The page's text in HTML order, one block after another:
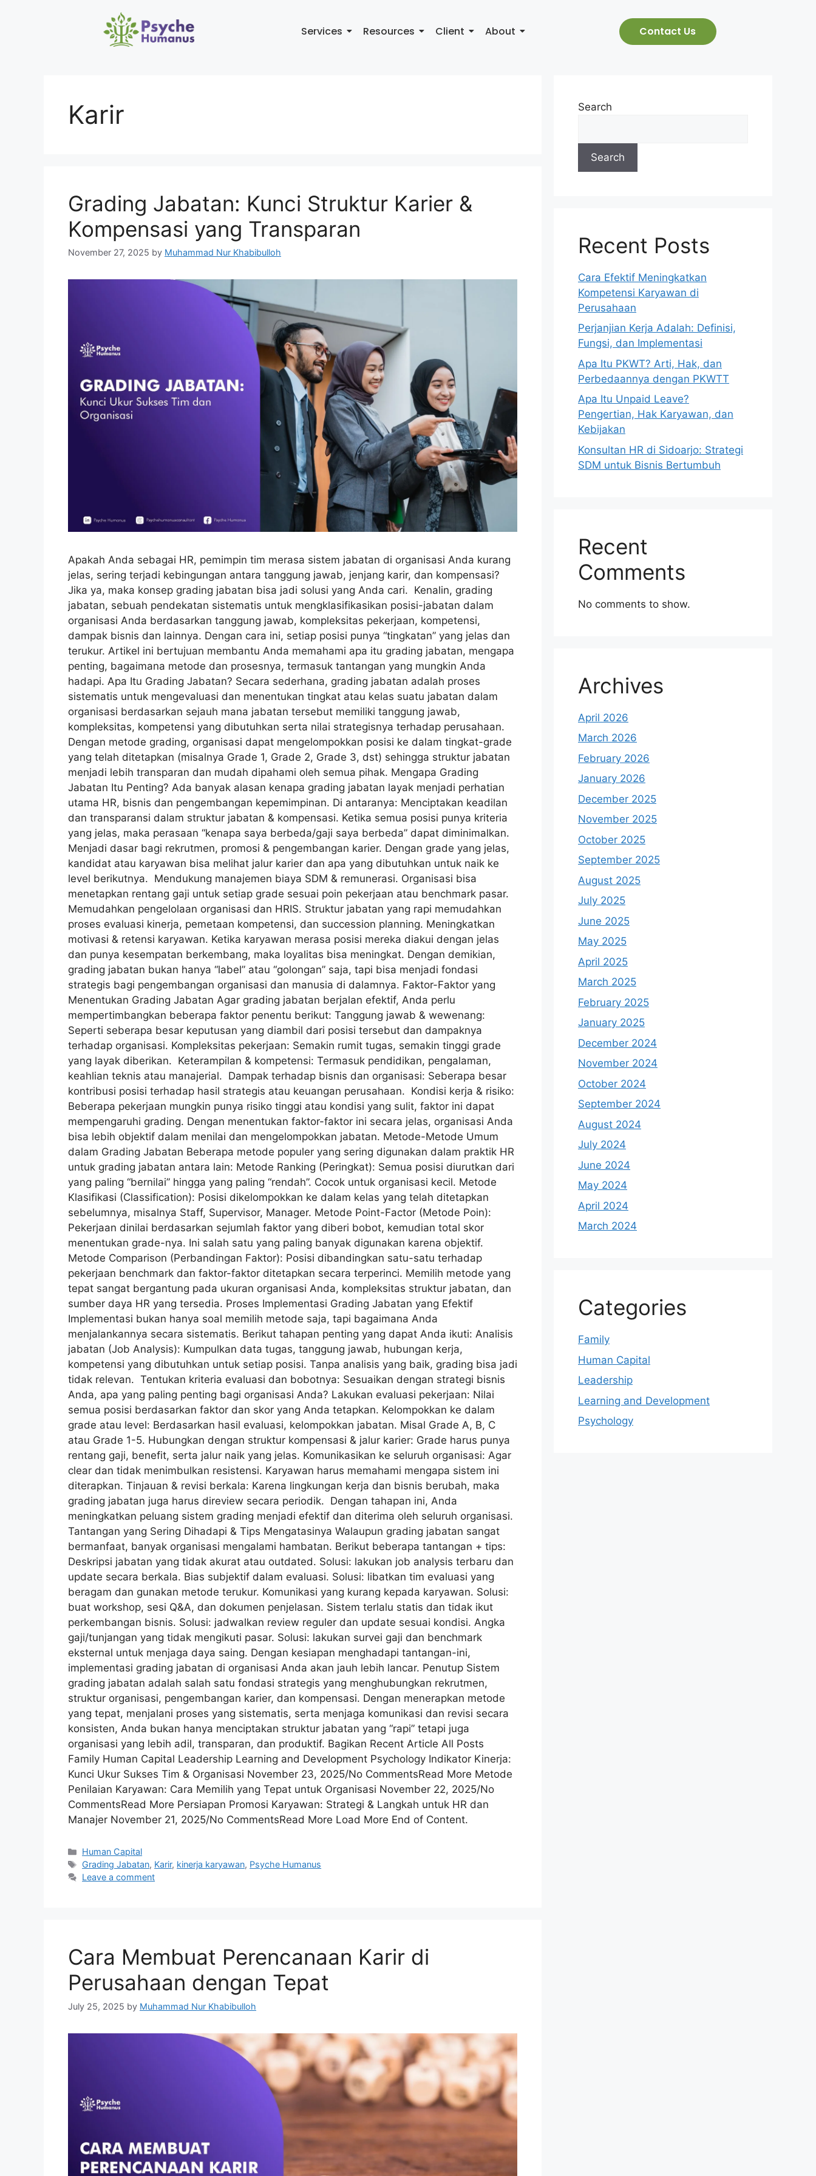
Services Resources Client About Contact Us
Karir
Grading Jabatan: Kunci Struktur Karier &
Kompensasi yang Transparan
November 27, 2025 by Muhammad Nur Khabibulloh
Apakah Anda sebagai HR, pemimpin tim merasa sistem jabatan di organisasi Anda kurang
jelas, sering terjadi kebingungan antara tanggung jawab, jenjang karir, dan kompensasi?
Jika ya, maka konsep grading jabatan bisa jadi solusi yang Anda cari. Kenalin, grading
jabatan, sebuah pendekatan sistematis untuk mengklasifikasikan posisi-jabatan dalam
organisasi Anda berdasarkan tanggung jawab, kompleksitas pekerjaan, kompetensi,
dampak bisnis dan lainnya. Dengan cara ini, setiap posisi punya “tingkatan” yang jelas dan
terukur. Artikel ini bertujuan membantu Anda memahami apa itu grading jabatan, mengapa
penting, bagaimana metode dan prosesnya, termasuk tantangan yang mungkin Anda
hadapi. Apa Itu Grading Jabatan? Secara sederhana, grading jabatan adalah proses
sistematis untuk mengevaluasi dan menentukan tingkat atau kelas suatu jabatan dalam
organisasi berdasarkan sejauh mana jabatan tersebut memiliki tanggung jawab,
kompleksitas, kompetensi yang dibutuhkan serta nilai strategisnya terhadap perusahaan.
Dengan metode grading, organisasi dapat mengelompokkan posisi ke dalam tingkat-grade
yang telah ditetapkan (misalnya Grade 1, Grade 2, Grade 3, dst) sehingga struktur jabatan
menjadi lebih transparan dan mudah dipahami oleh semua pihak. Mengapa Grading
Jabatan Itu Penting? Ada banyak alasan kenapa grading jabatan layak menjadi perhatian
utama HR, bisnis dan pengembangan kepemimpinan. Di antaranya: Menciptakan keadilan
dan transparansi dalam struktur jabatan & kompensasi. Ketika semua posisi punya kriteria
yang jelas, maka perasaan “kenapa saya berbeda/gaji saya berbeda” dapat diminimalkan.
Menjadi dasar bagi rekrutmen, promosi & pengembangan karier. Dengan grade yang jelas,
kandidat atau karyawan bisa melihat jalur karier dan apa yang dibutuhkan untuk naik ke
level berikutnya. Mendukung manajemen biaya SDM & remunerasi. Organisasi bisa
menetapkan rentang gaji untuk setiap grade sesuai poin pekerjaan atau benchmark pasar.
Memudahkan pengelolaan organisasi dan HRIS. Struktur jabatan yang rapi memudahkan
proses evaluasi kinerja, pemetaan kompetensi, dan succession planning. Meningkatkan
motivasi & retensi karyawan. Ketika karyawan merasa posisi mereka diakui dengan jelas
dan punya kesempatan berkembang, maka loyalitas bisa meningkat. Dengan demikian,
grading jabatan bukan hanya “label” atau “golongan” saja, tapi bisa menjadi fondasi
strategis bagi pengembangan organisasi dan manusia di dalamnya. Faktor-Faktor yang
Menentukan Grading Jabatan Agar grading jabatan berjalan efektif, Anda perlu
mempertimbangkan beberapa faktor penentu berikut: Tanggung jawab & wewenang:
Seperti seberapa besar keputusan yang diambil dari posisi tersebut dan dampaknya
terhadap organisasi. Kompleksitas pekerjaan: Semakin rumit tugas, semakin tinggi grade
yang layak diberikan. Keterampilan & kompetensi: Termasuk pendidikan, pengalaman,
keahlian teknis atau manajerial. Dampak terhadap bisnis dan organisasi: Seberapa besar
kontribusi posisi terhadap hasil strategis atau keuangan perusahaan. Kondisi kerja & risiko:
Beberapa pekerjaan mungkin punya risiko tinggi atau kondisi yang sulit, faktor ini dapat
mempengaruhi grading. Dengan menentukan faktor-faktor ini secara jelas, organisasi Anda
bisa lebih objektif dalam menilai dan mengelompokkan jabatan. Metode-Metode Umum
dalam Grading Jabatan Beberapa metode populer yang sering digunakan dalam praktik HR
untuk grading jabatan antara lain: Metode Ranking (Peringkat): Semua posisi diurutkan dari
yang paling “bernilai” hingga yang paling “rendah”. Cocok untuk organisasi kecil. Metode
Klasifikasi (Classification): Posisi dikelompokkan ke dalam kelas yang telah ditetapkan
sebelumnya, misalnya Staff, Supervisor, Manager. Metode Point-Factor (Metode Poin):
Pekerjaan dinilai berdasarkan sejumlah faktor yang diberi bobot, kemudian total skor
menentukan grade-nya. Ini salah satu yang paling banyak digunakan karena objektif.
Metode Comparison (Perbandingan Faktor): Posisi dibandingkan satu-satu terhadap
pekerjaan benchmark dan faktor-faktor ditetapkan secara terperinci. Memilih metode yang
tepat sangat bergantung pada ukuran organisasi Anda, kompleksitas struktur jabatan, dan
sumber daya HR yang tersedia. Proses Implementasi Grading Jabatan yang Efektif
Implementasi bukan hanya soal memilih metode saja, tapi bagaimana Anda
menjalankannya secara sistematis. Berikut tahapan penting yang dapat Anda ikuti: Analisis
jabatan (Job Analysis): Kumpulkan data tugas, tanggung jawab, hubungan kerja,
kompetensi yang dibutuhkan untuk setiap posisi. Tanpa analisis yang baik, grading bisa jadi
tidak relevan. Tentukan kriteria evaluasi dan bobotnya: Sesuaikan dengan strategi bisnis
Anda, apa yang paling penting bagi organisasi Anda? Lakukan evaluasi pekerjaan: Nilai
semua posisi berdasarkan faktor dan skor yang Anda tetapkan. Kelompokkan ke dalam
grade atau level: Berdasarkan hasil evaluasi, kelompokkan jabatan. Misal Grade A, B, C
atau Grade 1-5. Hubungkan dengan struktur kompensasi & jalur karier: Grade harus punya
rentang gaji, benefit, serta jalur naik yang jelas. Komunikasikan ke seluruh organisasi: Agar
clear dan tidak menimbulkan resistensi. Karyawan harus memahami mengapa sistem ini
diterapkan. Tinjauan & revisi berkala: Karena lingkungan kerja dan bisnis berubah, maka
grading jabatan juga harus direview secara periodik. Dengan tahapan ini, Anda
meningkatkan peluang sistem grading menjadi efektif dan diterima oleh seluruh organisasi.
Tantangan yang Sering Dihadapi & Tips Mengatasinya Walaupun grading jabatan sangat
bermanfaat, banyak organisasi mengalami hambatan. Berikut beberapa tantangan + tips:
Deskripsi jabatan yang tidak akurat atau outdated. Solusi: lakukan job analysis terbaru dan
update secara berkala. Bias subjektif dalam evaluasi. Solusi: libatkan tim evaluasi yang
beragam dan gunakan metode terukur. Komunikasi yang kurang kepada karyawan. Solusi:
buat workshop, sesi Q&A, dan dokumen penjelasan. Sistem terlalu statis dan tidak ikut
perkembangan bisnis. Solusi: jadwalkan review reguler dan update sesuai kondisi. Angka
gaji/tunjangan yang tidak mengikuti pasar. Solusi: lakukan survei gaji dan benchmark
eksternal untuk menjaga daya saing. Dengan kesiapan menghadapi tantangan-ini,
implementasi grading jabatan di organisasi Anda akan jauh lebih lancar. Penutup Sistem
grading jabatan adalah salah satu fondasi strategis yang menghubungkan rekrutmen,
struktur organisasi, pengembangan karier, dan kompensasi. Dengan menerapkan metode
yang tepat, menjalani proses yang sistematis, serta menjaga komunikasi dan revisi secara
konsisten, Anda bukan hanya menciptakan struktur jabatan yang “rapi” tetapi juga
organisasi yang lebih adil, transparan, dan produktif. Bagikan Recent Article All Posts
Family Human Capital Leadership Learning and Development Psychology Indikator Kinerja:
Kunci Ukur Sukses Tim & Organisasi November 23, 2025/No CommentsRead More Metode
Penilaian Karyawan: Cara Memilih yang Tepat untuk Organisasi November 22, 2025/No
CommentsRead More Persiapan Promosi Karyawan: Strategi & Langkah untuk HR dan
Manajer November 21, 2025/No CommentsRead More Load More End of Content.
Human Capital
Grading Jabatan, Karir, kinerja karyawan, Psyche Humanus
Leave a comment
Cara Membuat Perencanaan Karir di
Perusahaan dengan Tepat
July 25, 2025 by Muhammad Nur Khabibulloh
Search
Search
Recent Posts
Cara Efektif Meningkatkan
Kompetensi Karyawan di
Perusahaan
Perjanjian Kerja Adalah: Definisi,
Fungsi, dan Implementasi
Apa Itu PKWT? Arti, Hak, dan
Perbedaannya dengan PKWTT
Apa Itu Unpaid Leave?
Pengertian, Hak Karyawan, dan
Kebijakan
Konsultan HR di Sidoarjo: Strategi
SDM untuk Bisnis Bertumbuh
Recent
Comments
No comments to show.
Archives
April 2026
March 2026
February 2026
January 2026
December 2025
November 2025
October 2025
September 2025
August 2025
July 2025
June 2025
May 2025
April 2025
March 2025
February 2025
January 2025
December 2024
November 2024
October 2024
September 2024
August 2024
July 2024
June 2024
May 2024
April 2024
March 2024
Categories
Family
Human Capital
Leadership
Learning and Development
Psychology